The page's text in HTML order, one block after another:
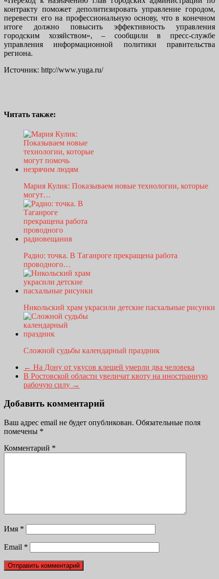
контракту поможет деполитизировать управление городом,
перевести его на профессиональную основу, что в конечном
итоге должно повысить эффективность управления
городским хозяйством», – сообщили в пресс-службе
управления информационной политики правительства
региона.
Источник: http://www.yuga.ru/
Читать также:
Мария Кулик: Показываем новые технологии, которые
могут…
Радио: точка. В Таганроге прекращена работа
проводного…
Никольский храм украсили детские пасхальные рисунки
Сложной судьбы календарный праздник
← На Дону от укусов клещей умерли два человека
В Ростовской области увеличат квоту на иностранную
рабочую силу →
Добавить комментарий
Ваш адрес email не будет опубликован. Обязательные поля
помечены *
Комментарий *
Имя *
Email *